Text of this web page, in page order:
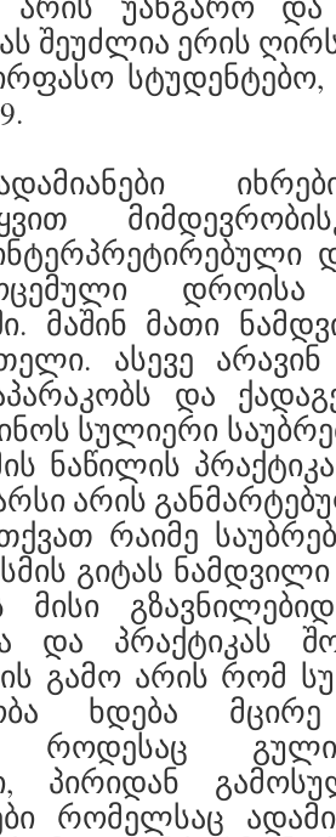
შეუძლია ერის
სტუდენტებო,
დროისა
მაშინ მათი
ასევე
და
სულიერი
ნაწილის
არის
რაიმე
გიტას
მისი
და პრაქტიკას
გამო არის რომ
ხდება მცირე
როდესაც
პირიდან
რომელსაც